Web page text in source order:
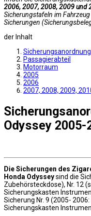
2006, 2007, 2008, 2009 und
Sicherungstafeln im
Sicherungen
der Inhalt
Passagierabteil
Motorraum
2005
2006
2007, 2008, 2009,
Odyssey 2005-
Die Sicherungen des
Honda Odysseysind die
Zubehörsteckdose), Nr. 12
Sicherungskasten
Sicherung Nr. 9 (2005-
Sicherungskasten